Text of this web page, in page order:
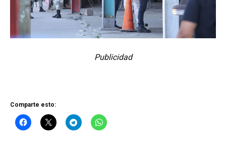
Publicidad
Comparte esto: